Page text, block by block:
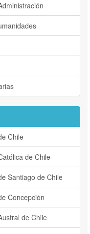
Chile
de Chile
Santiago de Chile
Concepción
de Chile